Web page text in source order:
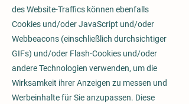
des Website-Traffics können ebenfalls
Cookies und/oder JavaScript und/oder
Webbeacons (einschließlich durchsichtiger
GIFs) und/oder Flash-Cookies und/oder
andere Technologien verwenden, um die
Wirksamkeit ihrer Anzeigen zu messen und
Werbeinhalte für Sie anzupassen. Diese